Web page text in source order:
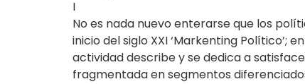
I
No es nada nuevo enterarse que los
inicio del siglo XXI ‘Markenting
actividad describe y se dedica a
fragmentada en segmentos